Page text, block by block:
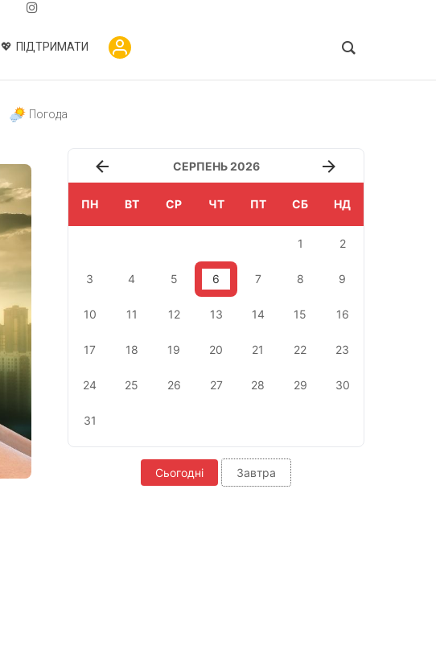
ПІДТРИМАТИ
Погода
СЕРПЕНЬ 2026
ПН ВТ СР ЧТ ПТ СБ НД
1 2
3 4 5 6 7 8 9
10 11 12 13 14 15 16
17 18 19 20 21 22 23
24 25 26 27 28 29 30
31
Сьогодні Завтра